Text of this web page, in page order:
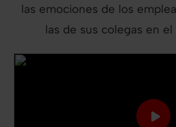
las emociones de los
las de sus colegas en